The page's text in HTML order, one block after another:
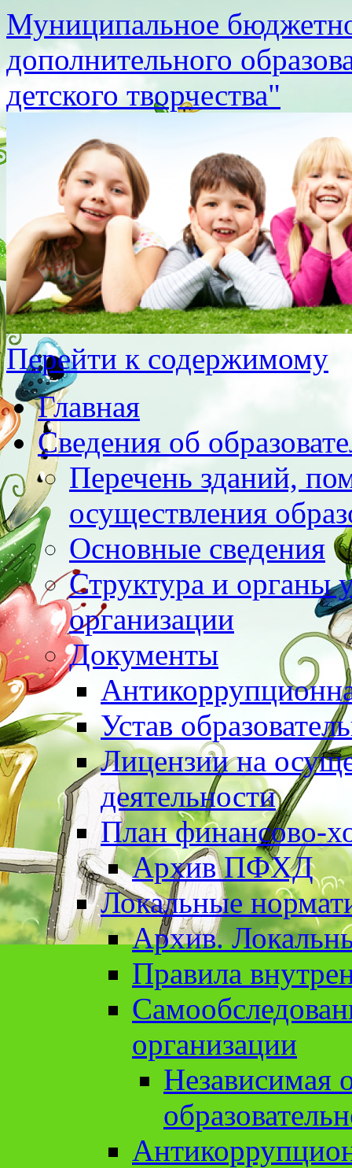
Муниципальное
дополнительного
детского творчества"
Перейти к содержимому
Главная
Сведения об
Перечень зданий,
осуществления
Основные сведения
Структура и органы
организации
Документы
Устав
Лицензии на
деятельности
План финансово-
Архив ПФХД
Локальные
Архив.
Правила
организации
Независимая